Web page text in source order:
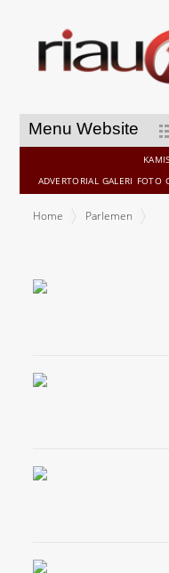
Menu Website
ADVERTORIAL GALERI FOTO
Home Parlemen